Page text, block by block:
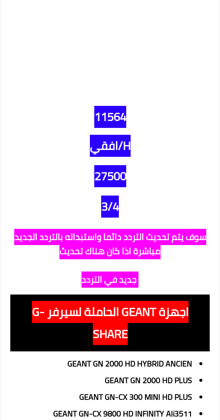
11564
H/افقي
27500
3/4
سوف يتم تحديث التردد دائما واستبداله بالتردد الجديد
مباشرة اذا كان هناك تحديث
جديد في التردد
اجهزة GEANT الحاملة لسيرفر G-
SHARE
GEANT GN 2000 HD HYBRID ANCIEN
GEANT GN 2000 HD PLUS
GEANT GN-CX 300 MINI HD PLUS
GEANT GN-CX 9800 HD INFINITY Ali3511